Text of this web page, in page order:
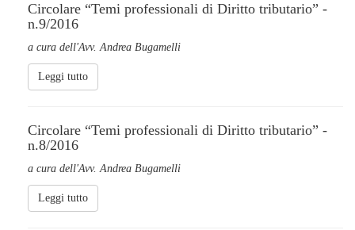
Circolare “Temi professionali di Diritto tributario” -
n.9/2016
a cura dell'Avv. Andrea Bugamelli
Leggi tutto
Circolare “Temi professionali di Diritto tributario” -
n.8/2016
a cura dell'Avv. Andrea Bugamelli
Leggi tutto